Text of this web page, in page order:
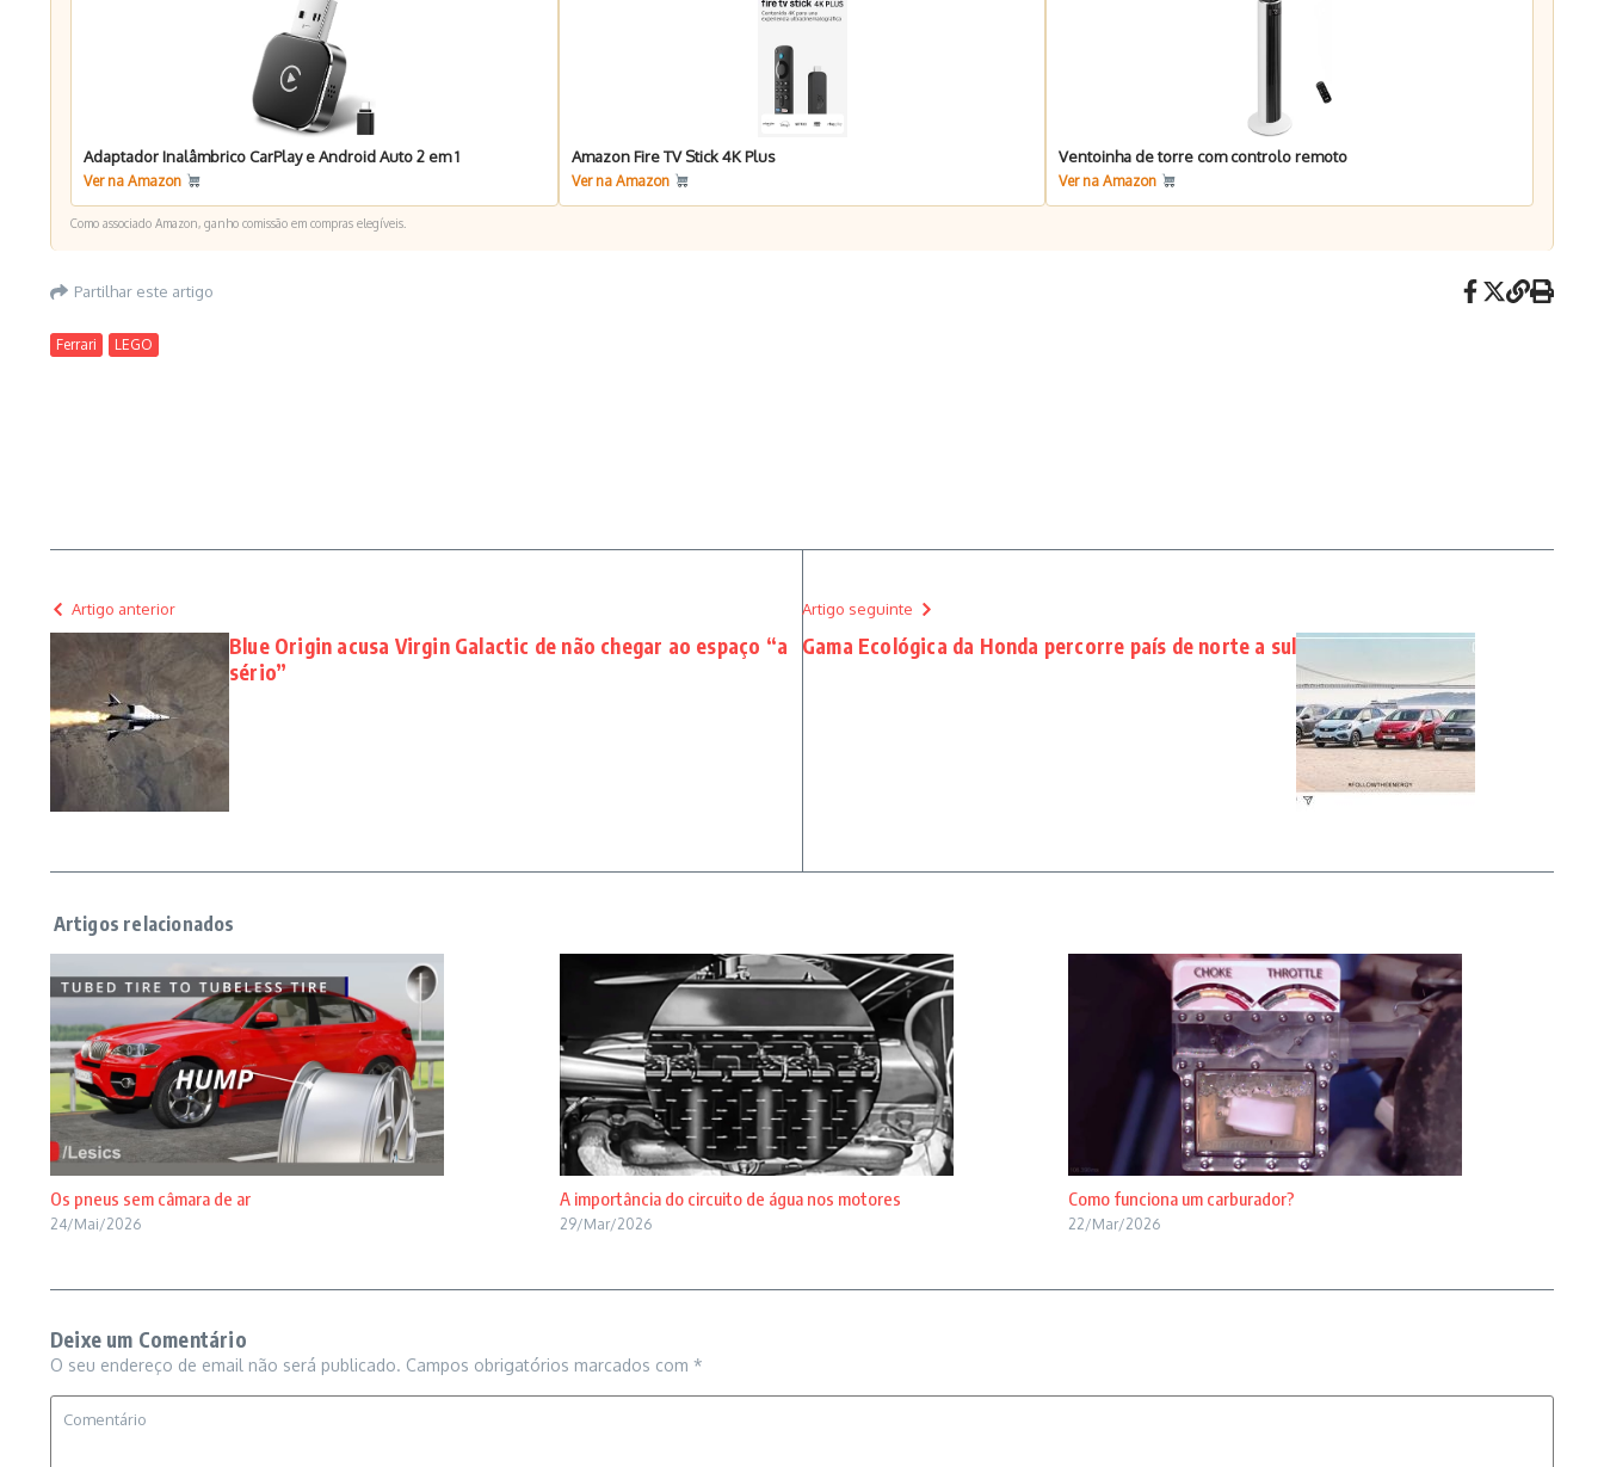
Adaptador Inalâmbrico CarPlay e Android Auto 2 em 1
Ver na Amazon
Amazon Fire TV Stick 4K Plus
Ver na Amazon
Ventoinha de torre com controlo remoto
Ver na Amazon
Como associado Amazon, ganho comissão em compras elegíveis.
Partilhar este artigo
Ferrari LEGO
Artigo anterior
Blue Origin acusa Virgin Galactic de não chegar ao espaço “a
sério”
Artigo seguinte
Gama Ecológica da Honda percorre país de norte a sul
Os pneus sem câmara de ar
24/Mai/2026
A importância do circuito de água nos motores
29/Mar/2026
Como funciona um carburador?
22/Mar/2026
Deixe um Comentário
O seu endereço de email não será publicado. Campos obrigatórios marcados com *